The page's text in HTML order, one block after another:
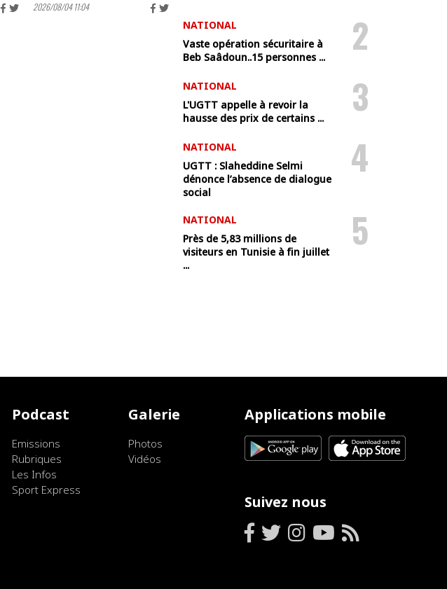
2026/08/04 11:04
NATIONAL
Vaste opération sécuritaire à
Beb Saâdoun..15 personnes ...
2
NATIONAL
L'UGTT appelle à revoir la
hausse des prix de certains ...
3
NATIONAL
UGTT : Slaheddine Selmi
dénonce l’absence de dialogue
social
4
NATIONAL
Près de 5,83 millions de
visiteurs en Tunisie à fin juillet
...
5
Podcast
Emissions
Rubriques
Les Infos
Sport Express
Galerie
Photos
Vidéos
Applications mobile
Suivez nous